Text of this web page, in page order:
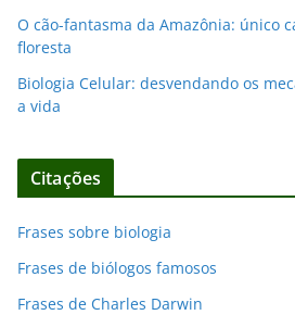
O cão-fantasma da Amazônia: único
floresta
Biologia Celular: desvendando os
a vida
Citações
Frases sobre biologia
Frases de biólogos famosos
Frases de Charles Darwin